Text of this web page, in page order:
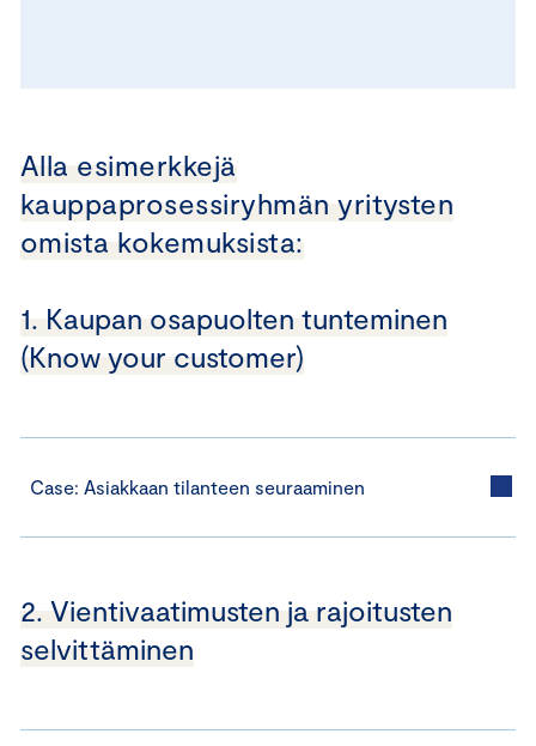
Alla esimerkkejä
kauppaprosessiryhmän yritysten
omista kokemuksista:
1. Kaupan osapuolten tunteminen
(Know your customer)
Case: Asiakkaan tilanteen seuraaminen
2. Vientivaatimusten ja rajoitusten
selvittäminen